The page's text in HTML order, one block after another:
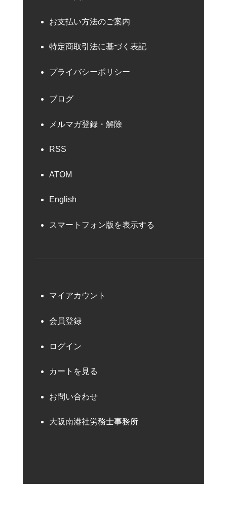
お支払い方法のご案内
特定商取引法に基づく表記
プライバシーポリシー
ブログ
メルマガ登録・解除
RSS
ATOM
English
スマートフォン版を表示する
マイアカウント
会員登録
ログイン
カートを見る
お問い合わせ
大阪南港社労務士事務所